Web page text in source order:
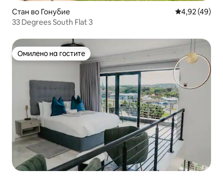
Стан во Гонубие Просечна
4,92 (49)
33 Degrees South Flat 3
Омилено на гостите
Омилено на гостите